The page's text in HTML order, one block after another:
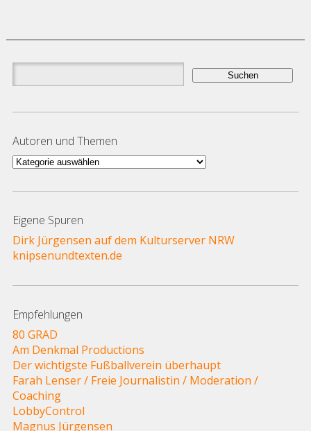
Suchen
nach:
Autoren und Themen
Autoren
Themen
Eigene Spuren
Dirk Jürgensen auf dem Kulturserver NRW
knipsenundtexten.de
Empfehlungen
80 GRAD
Am Denkmal Productions
Der wichtigste Fußballverein überhaupt
Farah Lenser / Freie Journalistin / Moderation /
Coaching
LobbyControl
Magnus Jürgensen